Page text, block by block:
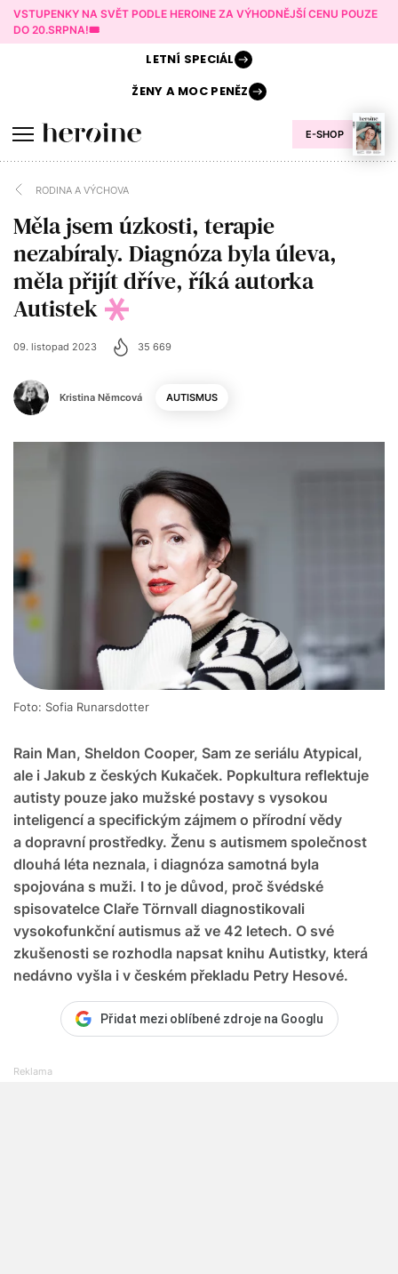
VSTUPENKY NA SVĚT PODLE HEROINE ZA VÝHODNĚJŠÍ CENU POUZE
DO 20.SRPNA!🎟️
E-SHOP
LETNÍ SPECIÁL
ŽENY AMOC PENĚZ
RODINA A VÝCHOVA
Měla jsem úzkosti, terapie
nezabíraly. Diagnóza byla úleva,
měla přijít dříve, říká autorka
Autistek
Kristina Němcová
09. listopad 2023 35 669
AUTISMUS
Rain Man, Sheldon Cooper, Sam ze seriálu Atypical,
ale i Jakub z českých Kukaček. Popkultura reflektuje
autisty pouze jako mužské postavy s vysokou
inteligencí a specifickým zájmem o přírodní vědy
a dopravní prostředky. Ženu s autismem společnost
dlouhá léta neznala, i diagnóza samotná byla
spojována s muži. I to je důvod, proč švédské
spisovatelce Claře Törnvall diagnostikovali
vysokofunkční autismus až ve 42 letech. O své
zkušenosti se rozhodla napsat knihu Autistky, která
nedávno vyšla i v českém překladu Petry Hesové.
Foto: Sofia Runarsdotter
Přidat mezi oblíbené zdroje na Googlu